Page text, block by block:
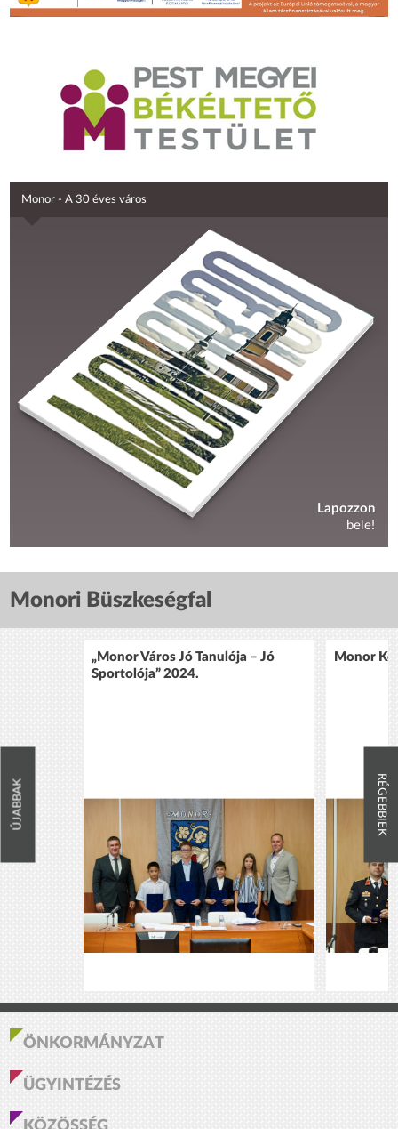
Monor - A 30 éves város
Lapozzon
bele!
Monori Büszkeségfal
ÚJABBAK
„Monor Város Jó Tanulója – Jó
Sportolója” 2024.
Monor
RÉGEBBIEK
ÖNKORMÁNYZAT
ÜGYINTÉZÉS